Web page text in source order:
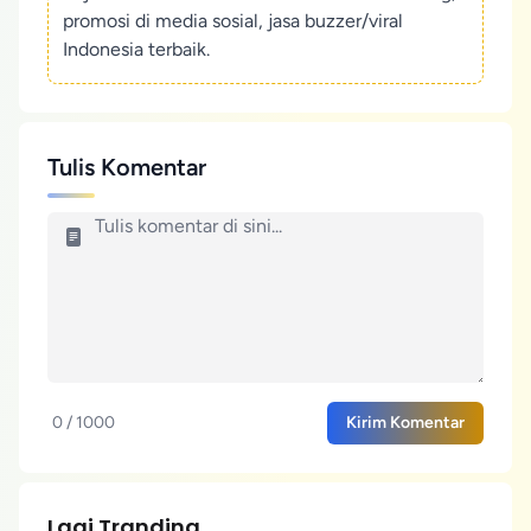
promosi di media sosial, jasa buzzer/viral
Indonesia terbaik.
Tulis Komentar
0 / 1000 Kirim Komentar